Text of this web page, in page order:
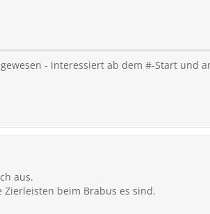
- interessiert ab dem #-Start und
aus.
beim Brabus es sind.